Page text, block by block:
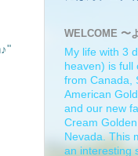
WELCOME 〜
My life with 3
heaven) is full
from Canada,
American
and our new
Cream
Nevada. This
an interesting